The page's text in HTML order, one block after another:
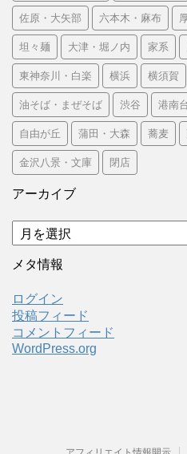
佐原・大矢部 六本木・麻布
坦々麺 大津・堀ノ内 家系
東神奈川・白楽 横浜 横須賀
油そば・まぜそば 渋谷 港南
自由が丘 蒲田・大森 蕎麦
金沢八景・文庫 閉店
アーカイブ
ア
ー
カ
ブ
メタ情報
ログイン
投稿フィード
コメントフィード
WordPress.org